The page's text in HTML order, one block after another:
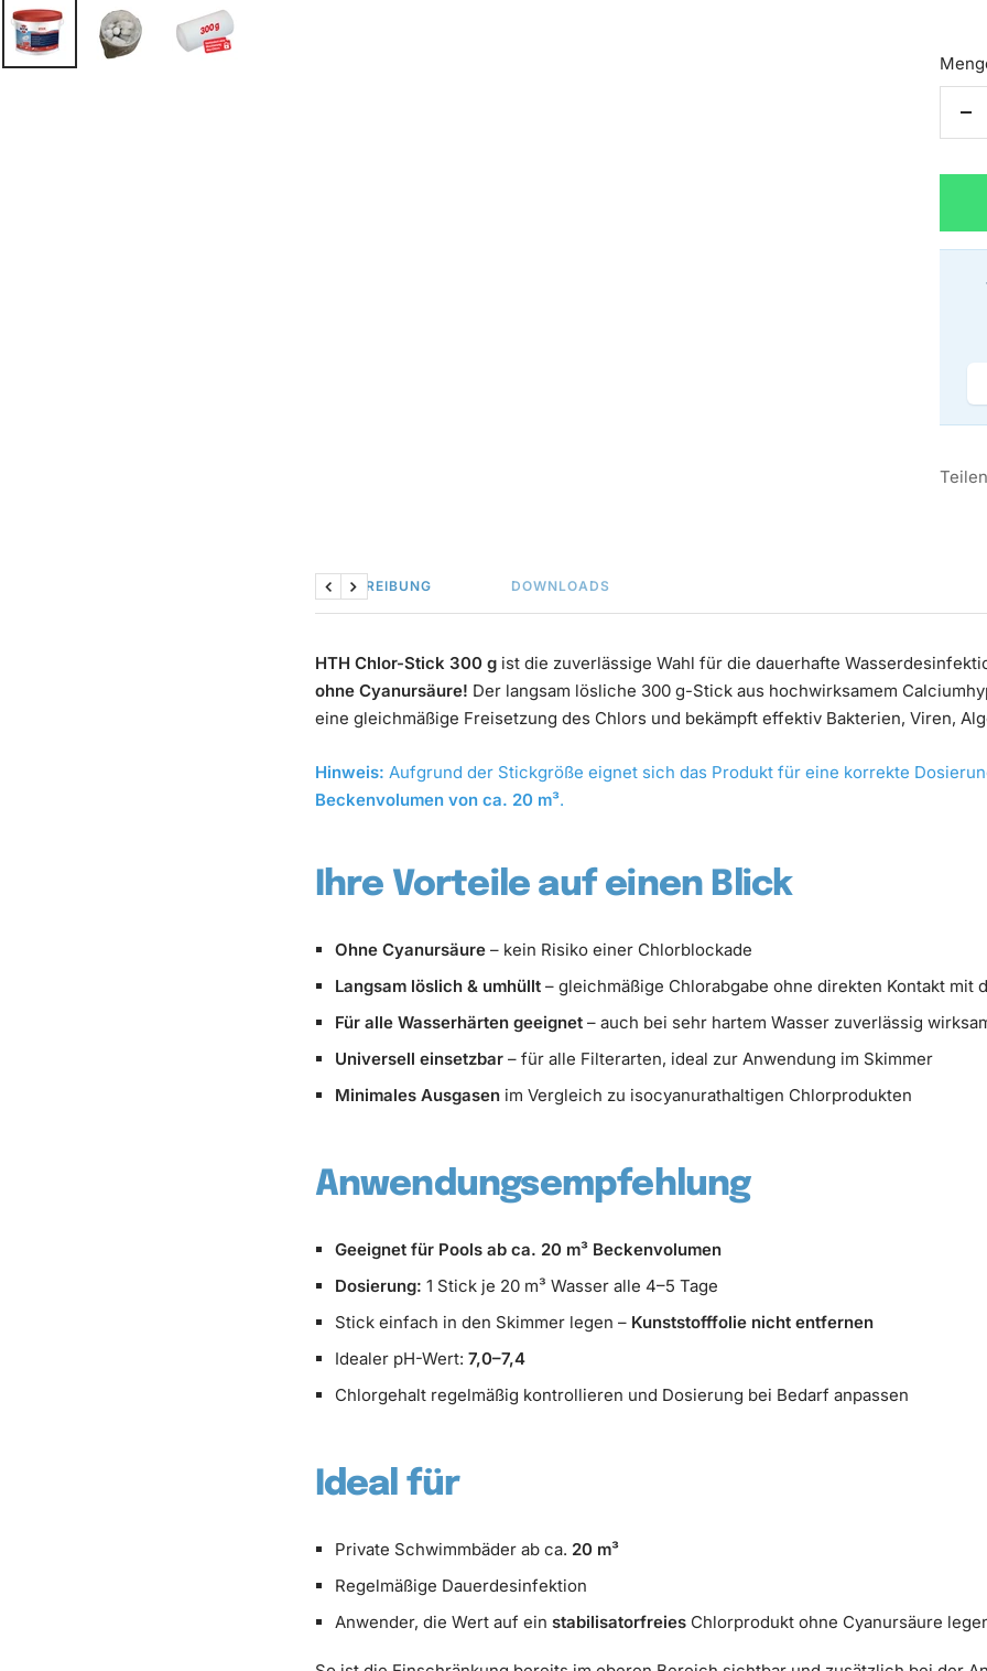
Teilen
BESCHREIBUNG DOWNLOADS
ZurückWeiter
HTH Chlor-Stick 300 gist die zuverlässige Wahl für die dauerhafte
ohne Cyanursäure! Der langsam lösliche 300 g-Stick aus hochwirksamem
eine gleichmäßige Freisetzung des Chlors und bekämpft effektiv Bakterien, Viren,
Hinweis: Aufgrund der Stickgröße eignet sich das Produkt für eine korrekte
Beckenvolumen von ca. 20 m³.
Ihre Vorteile auf einen Blick
Ohne Cyanursäure – kein Risiko einer Chlorblockade
Langsam löslich & umhüllt – gleichmäßige Chlorabgabe ohne direkten Kontakt mit
Für alle Wasserhärten geeignet – auch bei sehr hartem Wasser zuverlässig
Universell einsetzbar – für alle Filterarten, ideal zur Anwendung im Skimmer
Minimales Ausgasen im Vergleich zu isocyanurathaltigen Chlorprodukten
Anwendungsempfehlung
Geeignet für Pools ab ca. 20 m³ Beckenvolumen
Dosierung: 1 Stick je 20 m³ Wasser alle 4–5 Tage
Stick einfach in den Skimmer legen – Kunststofffolie nicht entfernen
Idealer pH-Wert:7,0–7,4
Chlorgehalt regelmäßig kontrollieren und Dosierung bei Bedarf anpassen
Ideal für
Private Schwimmbäder ab ca. 20 m³
Regelmäßige Dauerdesinfektion
Anwender, die Wert auf einstabilisatorfreies Chlorprodukt ohne Cyanursäure